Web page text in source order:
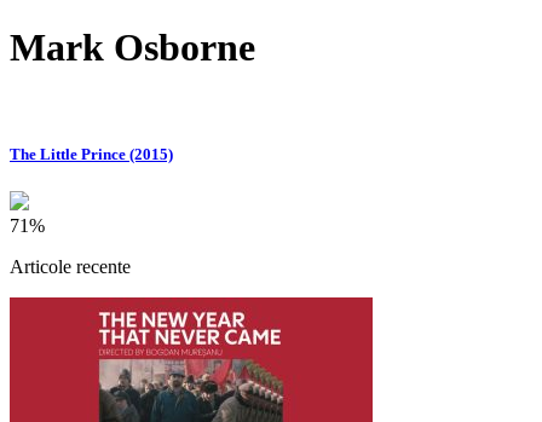
Mark Osborne
The Little Prince (2015)
71%
Articole recente